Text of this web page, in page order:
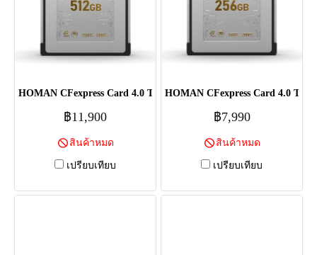
HOMAN CFexpress Card 4.0 Type B - 512GB
฿11,900
สินค้าหมด
เปรียบเทียบ
HOMAN CFexpress Card 4.0 Type
฿7,990
สินค้าหมด
เปรียบเทียบ